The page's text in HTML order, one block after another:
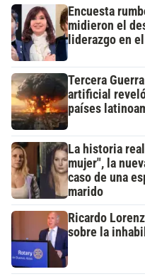
Encuesta
midieron el
liderazgo en
Tercera
artificial
países
La historia
mujer", la
caso de una
marido
Ricardo
sobre la